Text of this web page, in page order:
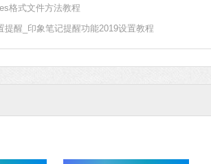
格式文件方法教程
提醒_印象笔记提醒功能2019设置教程